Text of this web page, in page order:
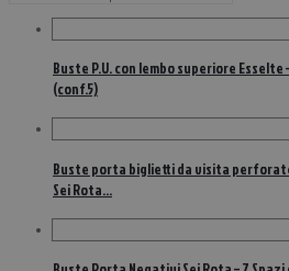
Buste P.U. con lembo superiore
(conf.5)
Buste porta biglietti da visita
Sei Rota…